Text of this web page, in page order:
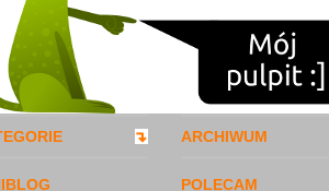
ARCHIWUM
POLECAM